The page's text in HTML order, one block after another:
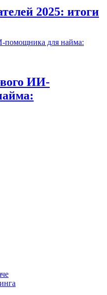
2025: итоги
ИИ-